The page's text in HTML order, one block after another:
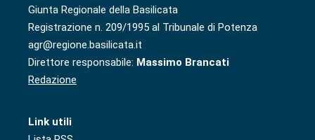
Giunta Regionale della Basilicata
Registrazione n. 209/1995 al Tribunale di Potenza
agr@regione.basilicata.it
Direttore responsabile: Massimo Brancati
Redazione
Link utili